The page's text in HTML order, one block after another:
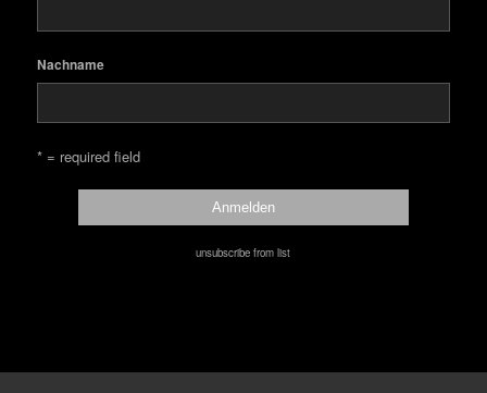
Nachname
* = required field
unsubscribe from list